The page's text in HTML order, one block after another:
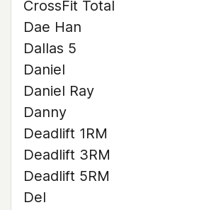
CrossFit Total
Dae Han
Dallas 5
Daniel
Daniel Ray
Danny
Deadlift 1RM
Deadlift 3RM
Deadlift 5RM
Del